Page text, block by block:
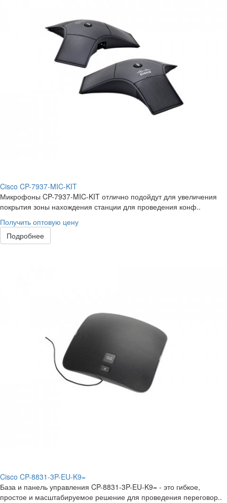
Cisco CP-7937-MIC-KIT
Микрофоны CP-7937-MIC-KIT отлично подойдут для увеличения
покрытия зоны нахождения станции для проведения конф..
Получить оптовую цену
Подробнее
Cisco CP-8831-3P-EU-K9=
База и панель управления CP-8831-3P-EU-K9= - это гибкое,
простое и масштабируемое решение для проведения переговор..